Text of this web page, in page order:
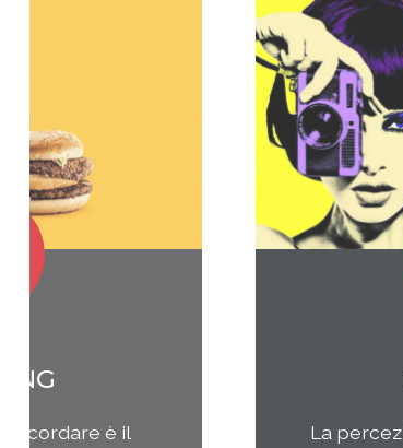
Qual è il tuo rapporto con i clienti e